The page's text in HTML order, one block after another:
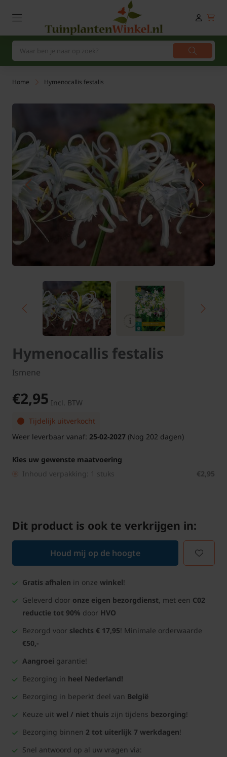
Home Hymenocallis festalis
Hymenocallis festalis
Ismene
€2,95 Incl. BTW
Tijdelijk uitverkocht
Weer leverbaar vanaf: 25-02-2027 (Nog 202 dagen)
Kies uw gewenste maatvoering
Inhoud verpakking: 1 stuks
€2,95
Dit product is ook te verkrijgen in:
Houd mij op de hoogte
Gratis afhalen in onze winkel!
Geleverd door onze eigen bezorgdienst, met een C02
reductie tot 90% door HVO
Bezorgd voor slechts € 17,95! Minimale orderwaarde
€50,-
Aangroei garantie!
Bezorging in heel Nederland!
Bezorging in beperkt deel van België
Keuze uit wel / niet thuis zijn tijdens bezorging!
Bezorging binnen 2 tot uiterlijk 7 werkdagen!
Snel antwoord op al uw vragen via: